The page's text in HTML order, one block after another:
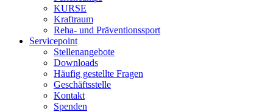
KURSE
Kraftraum
Reha- und Präventionssport
Servicepoint
Stellenangebote
Downloads
Häufig gestellte Fragen
Geschäftsstelle
Kontakt
Spenden